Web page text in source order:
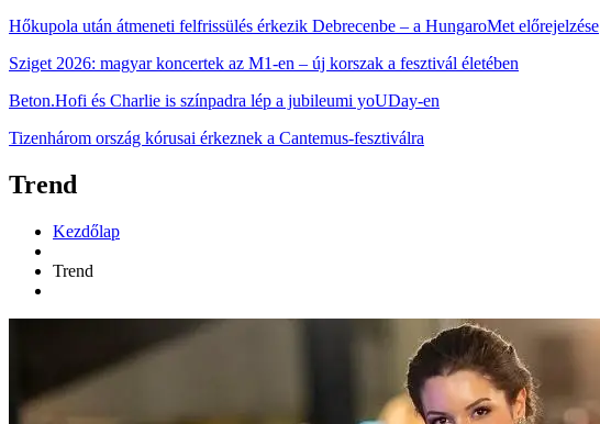
Hőkupola után átmeneti felfrissülés érkezik Debrecenbe – a HungaroMet előrejelzése
Sziget 2026: magyar koncertek az M1‑en – új korszak a fesztivál életében
Beton.Hofi és Charlie is színpadra lép a jubileumi yoUDay-en
Tizenhárom ország kórusai érkeznek a Cantemus-fesztiválra
Trend
Kezdőlap
Trend